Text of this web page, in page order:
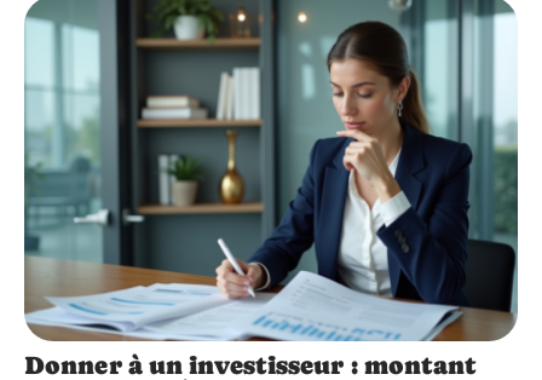
Donner à un investisseur : montant